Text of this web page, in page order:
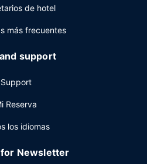
de hotel
más frecuentes
support
Support
Reserva
los idiomas
for Newsletter